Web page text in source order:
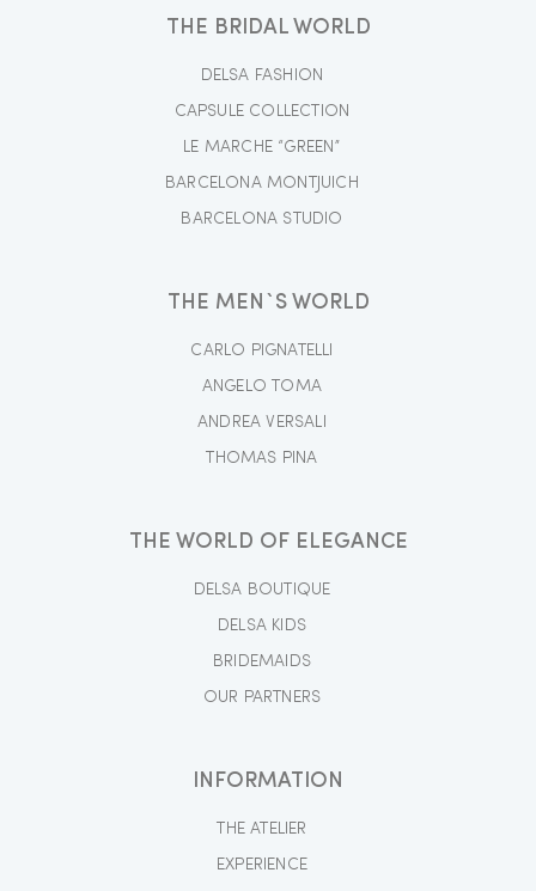
THE BRIDAL WORLD
DELSA FASHION
CAPSULE COLLECTION
LE MARCHE “GREEN”
BARCELONA MONTJUICH
BARCELONA STUDIO
THE MEN`S WORLD
CARLO PIGNATELLI
ANGELO TOMA
ANDREA VERSALI
THOMAS PINA
THE WORLD OF ELEGANCE
DELSA BOUTIQUE
DELSA KIDS
BRIDEMAIDS
OUR PARTNERS
INFORMATION
THE ATELIER
EXPERIENCE